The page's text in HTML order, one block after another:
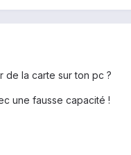
de la carte sur ton pc ?
une fausse capacité !